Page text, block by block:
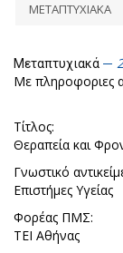
ΜΕΤΑΠΤΥΧΙΑΚΑ
Μεταπτυχιακά
Με πληροφοριες
Τίτλος:
Θεραπεία και
Γνωστικό
Επιστήμες Υγείας
Φορέας ΠΜΣ:
ΤΕΙ Αθήνας